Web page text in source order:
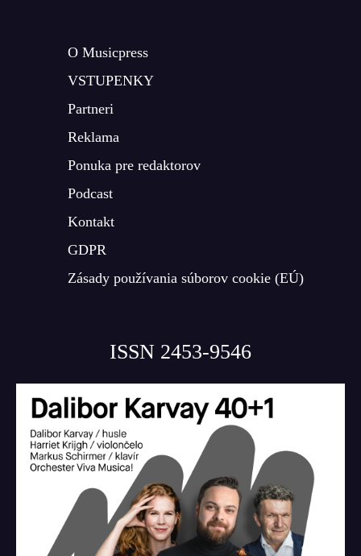
O Musicpress
VSTUPENKY
Partneri
Reklama
Ponuka pre redaktorov
Podcast
Kontakt
GDPR
Zásady používania súborov cookie (EÚ)
ISSN 2453-9546